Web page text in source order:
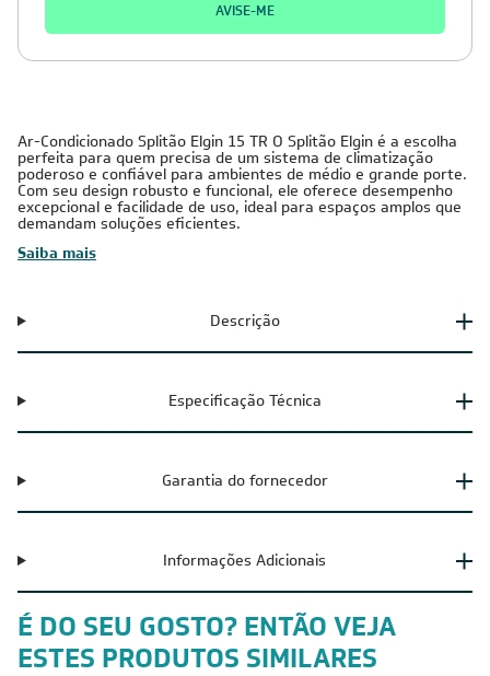
AVISE-ME
Ar-Condicionado Splitão Elgin 15 TR O Splitão Elgin é a escolha
perfeita para quem precisa de um sistema de climatização
poderoso e confiável para ambientes de médio e grande porte.
Com seu design robusto e funcional, ele oferece desempenho
excepcional e facilidade de uso, ideal para espaços amplos que
demandam soluções eficientes.
Saiba mais
Descrição
Especificação Técnica
Garantia do fornecedor
Informações Adicionais
É DO SEU GOSTO? ENTÃO VEJA
ESTES PRODUTOS SIMILARES